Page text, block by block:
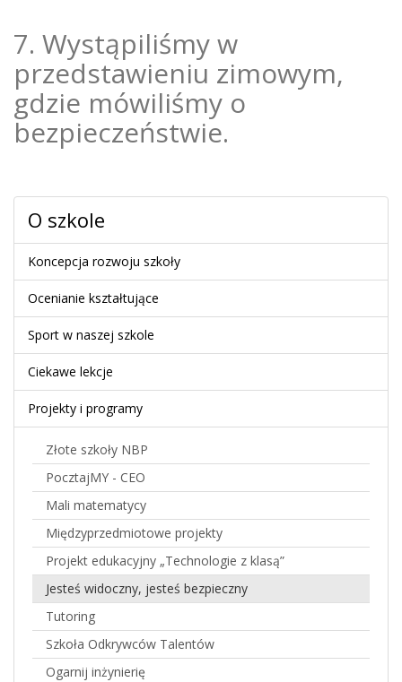
7. Wystąpiliśmy w
przedstawieniu zimowym,
gdzie mówiliśmy o
bezpieczeństwie.
O szkole
Koncepcja rozwoju szkoły
Ocenianie kształtujące
Sport w naszej szkole
Ciekawe lekcje
Projekty i programy
Złote szkoły NBP
PocztajMY - CEO
Mali matematycy
Międzyprzedmiotowe projekty
Projekt edukacyjny „Technologie z klasą”
Jesteś widoczny, jesteś bezpieczny
Tutoring
Szkoła Odkrywców Talentów
Ogarnij inżynierię